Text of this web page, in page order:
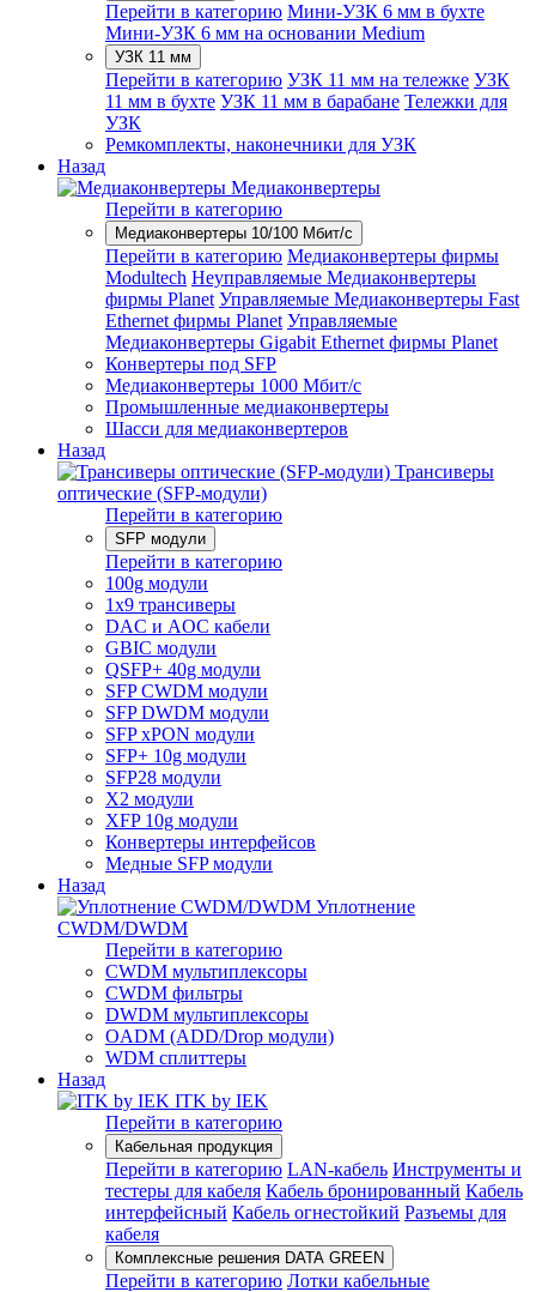
Перейти в категорию Мини-УЗК 6 мм в бухте
Мини-УЗК 6 мм на основании Medium
УЗК 11 мм
Перейти в категорию УЗК 11 мм на тележке УЗК
11 мм в бухте УЗК 11 мм в барабане Тележки для
УЗК
Ремкомплекты, наконечники для УЗК
Назад
Медиаконвертеры
Перейти в категорию
Медиаконвертеры 10/100 Мбит/с
Перейти в категорию Медиаконвертеры фирмы
Modultech Неуправляемые Медиаконвертеры
фирмы Planet Управляемые Медиаконвертеры Fast
Ethernet фирмы Planet Управляемые
Медиаконвертеры Gigabit Ethernet фирмы Planet
Конвертеры под SFP
Медиаконвертеры 1000 Мбит/с
Промышленные медиаконвертеры
Шасси для медиаконвертеров
Назад
Трансиверы
оптические (SFP-модули)
Перейти в категорию
SFP модули
Перейти в категорию
100g модули
1x9 трансиверы
DAC и AOC кабели
GBIC модули
QSFP+ 40g модули
SFP CWDM модули
SFP DWDM модули
SFP xPON модули
SFP+ 10g модули
SFP28 модули
X2 модули
XFP 10g модули
Конвертеры интерфейсов
Медные SFP модули
Назад
Уплотнение
CWDM/DWDM
Перейти в категорию
CWDM мультиплексоры
CWDM фильтры
DWDM мультиплексоры
OADM (ADD/Drop модули)
WDM сплиттеры
Назад
ITK by IEK
Перейти в категорию
Кабельная продукция
Перейти в категорию LAN-кабель Инструменты и
тестеры для кабеля Кабель бронированный Кабель
интерфейсный Кабель огнестойкий Разъемы для
кабеля
Комплексные решения DATA GREEN
Перейти в категорию Лотки кабельные